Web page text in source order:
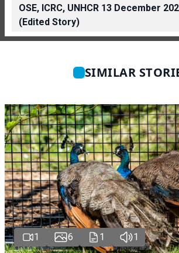
OSE, ICRC, UNHCR 13 December
(Edited Story)
SIMILAR
1 6 1 1